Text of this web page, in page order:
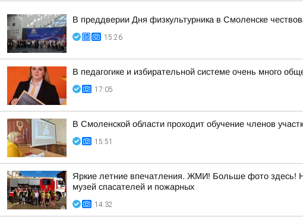
В преддверии Дня физкультурника в Смоленске
15:26
В педагогике и избирательной системе очень много
17:05
В Смоленской области проходит обучение членов
15:51
Яркие летние впечатления. ЖМИ! Больше фото здесь!
музей спасателей и пожарных
14:32